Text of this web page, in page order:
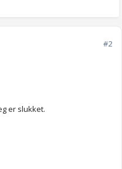
#2
er slukket.